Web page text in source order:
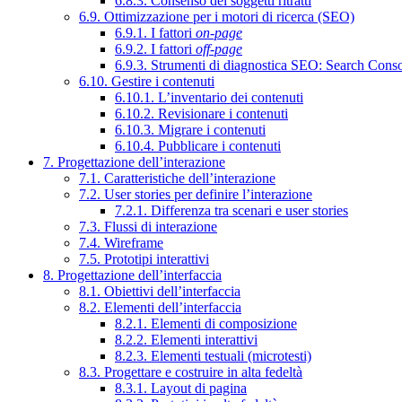
6.9. Ottimizzazione per i motori di ricerca (SEO)
6.9.1. I fattori on-page
6.9.2. I fattori off-page
6.9.3. Strumenti di diagnostica SEO: Search
6.10. Gestire i contenuti
6.10.1. L’inventario dei contenuti
6.10.2. Revisionare i contenuti
6.10.3. Migrare i contenuti
6.10.4. Pubblicare i contenuti
7. Progettazione dell’interazione
7.1. Caratteristiche dell’interazione
7.2. User stories per definire l’interazione
7.2.1. Differenza tra scenari e user stories
7.3. Flussi di interazione
7.4. Wireframe
7.5. Prototipi interattivi
8. Progettazione dell’interfaccia
8.1. Obiettivi dell’interfaccia
8.2. Elementi dell’interfaccia
8.2.1. Elementi di composizione
8.2.2. Elementi interattivi
8.2.3. Elementi testuali (microtesti)
8.3. Progettare e costruire in alta fedeltà
8.3.1. Layout di pagina